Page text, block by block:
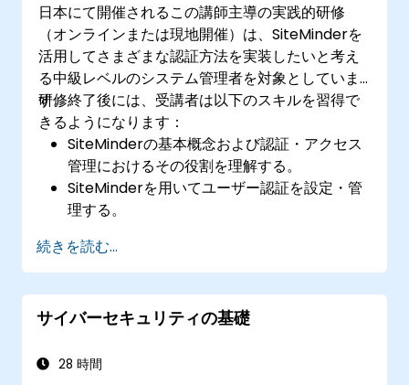
日本にて開催されるこの講師主導の実践的研修
（オンラインまたは現地開催）は、SiteMinderを
活用してさまざまな認証方法を実装したいと考え
る中級レベルのシステム管理者を対象としていま
す。
研修終了後には、受講者は以下のスキルを習得で
きるようになります：
SiteMinderの基本概念および認証・アクセス
管理におけるその役割を理解する。
SiteMinderを用いてユーザー認証を設定・管
理する。
法を実装する。
SiteMinder認証に関連する一般的な問題のト
ラブルシューティングを行う。
他のアイデンティティプロバイダーと連携さ
続きを読む...
サイバーセキュリティの基礎
28 時間